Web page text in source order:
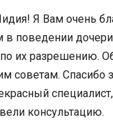
Я Вам очень
в поведении
их разрешению.
советам. Спасибо
специалист,
консультацию.